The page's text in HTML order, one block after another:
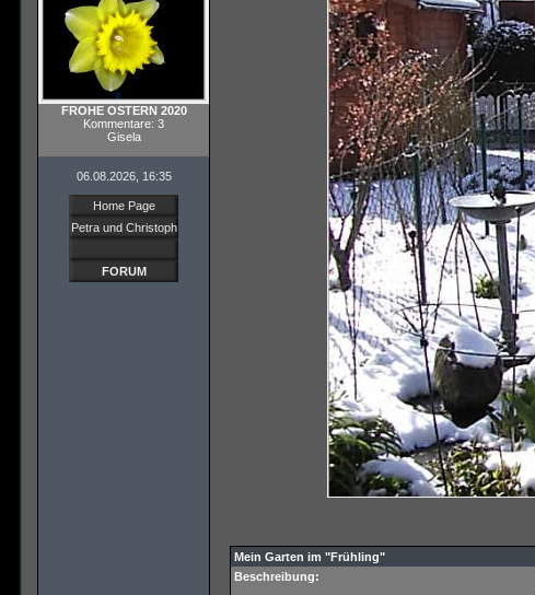
FROHE OSTERN 2020
Kommentare: 3
Gisela
06.08.2026, 16:35
Home Page
Petra und Christoph
FORUM
Mein Garten im "Frühling"
Beschreibung: